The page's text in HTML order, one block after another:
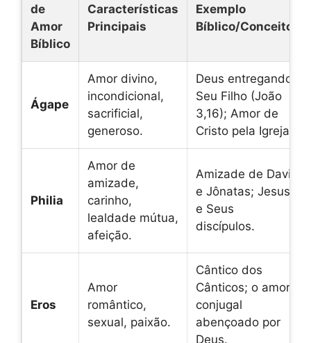
de
Amor
Bíblico
Características
Principais
Exemplo
Bíblico/Conceito
Ágape
Amor divino,
incondicional,
sacrificial,
generoso.
Deus entregando
Seu Filho (João
3,16); Amor de
Cristo pela Igreja.
Philia
Amor de
amizade,
carinho,
lealdade mútua,
afeição.
Amizade de Davi
e Jônatas; Jesus
e Seus
discípulos.
Eros
Amor
romântico,
sexual, paixão.
Cântico dos
Cânticos; o amor
conjugal
abençoado por
Deus.